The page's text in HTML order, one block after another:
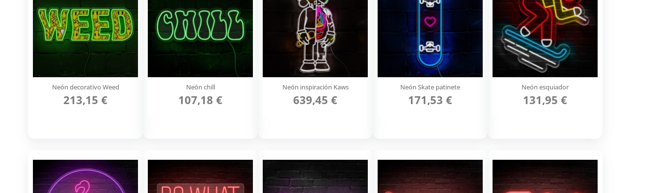
Neón decorativo Weed
213,15 €
Neón chill
107,18 €
Neón inspiración Kaws
639,45 €
Neón Skate patinete
171,53 €
Neón esquiador
131,95 €